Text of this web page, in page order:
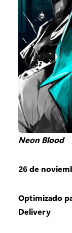
Neon Blood
26 de
Optimizado
Delivery